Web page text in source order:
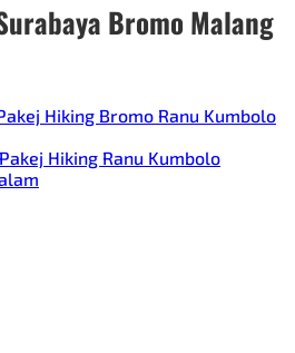
Bromo Malang
Hiking Bromo Ranu Kumbolo
Pakej Hiking Ranu Kumbolo